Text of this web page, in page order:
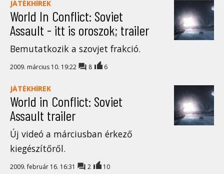
JÁTÉKHÍREK
World In Conflict: Soviet
Assault - itt is oroszok; trailer
Bemutatkozik a szovjet frakció.
2009. március 10. 19:22 8 6
JÁTÉKHÍREK
World in Conflict: Soviet
Assault trailer
Új videó a márciusban érkező
kiegészítőről.
2009. február 16. 16:31 2 10